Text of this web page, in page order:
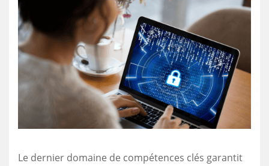
Le dernier domaine de compétences clés garantit